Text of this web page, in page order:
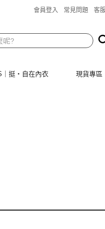
會員登入 常見問題 客
｜挺‧自在內衣 現貨專區